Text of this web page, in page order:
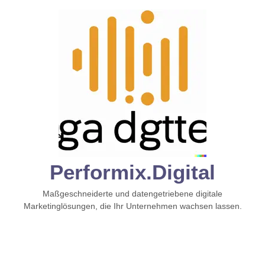
Performix.digital
Maßgeschneiderte und datengetriebene digitale
Marketinglösungen, die Ihr Unternehmen wachsen lassen.